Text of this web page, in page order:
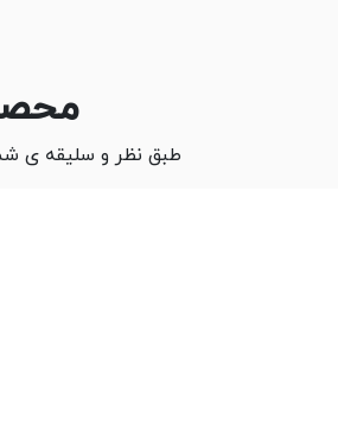
طبق نظر و سلیقه ی